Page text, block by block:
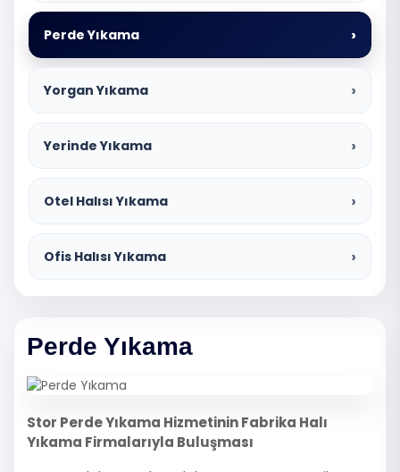
Perde Yıkama
Yorgan Yıkama
Yerinde Yıkama
Otel Halısı Yıkama
Ofis Halısı Yıkama
Perde Yıkama
Stor Perde Yıkama Hizmetinin Fabrika Halı
Yıkama Firmalarıyla Buluşması